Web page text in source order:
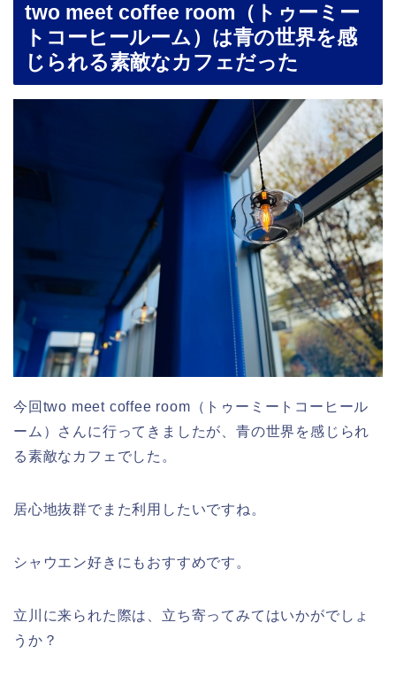
two meet coffee room（トゥーミー
トコーヒールーム）は青の世界を感
じられる素敵なカフェだった
今回two meet coffee room（トゥーミートコーヒール
ーム）さんに行ってきましたが、青の世界を感じられ
る素敵なカフェでした。
居心地抜群でまた利用したいですね。
シャウエン好きにもおすすめです。
立川に来られた際は、立ち寄ってみてはいかがでしょ
うか？